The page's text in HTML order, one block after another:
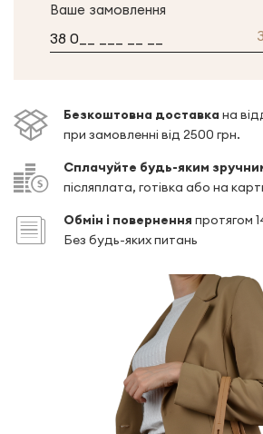
Ваше замовлення
Безкоштовна доставкана
при замовленні від 2500 грн.
Сплачуйте будь-яким
післяплата, готівка або на
Обмін і повернення протягом
Без будь-яких питань